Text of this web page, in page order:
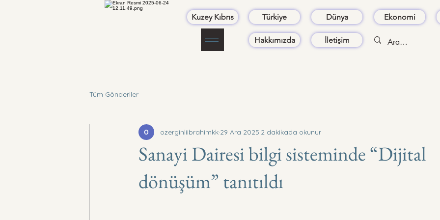
Kuzey Kıbrıs Türkiye
Hakkımızda
Dünya
İletişim
Ekonomi
Tüm Gönderiler
Sanayi Dairesi bilgi sisteminde “Dijital
dönüşüm” tanıtıldı
ozerginliibrahimkk 29 Ara 2025 2 dakikada okunur